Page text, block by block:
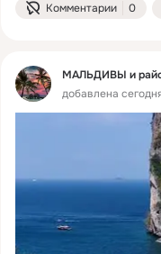
Комментарии 0
МАЛЬДИВЫ и
добавлена